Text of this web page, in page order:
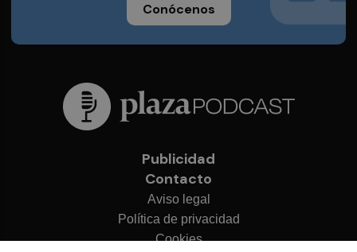
Conócenos
Publicidad
Contacto
Aviso legal
Política de privacidad
Cookies